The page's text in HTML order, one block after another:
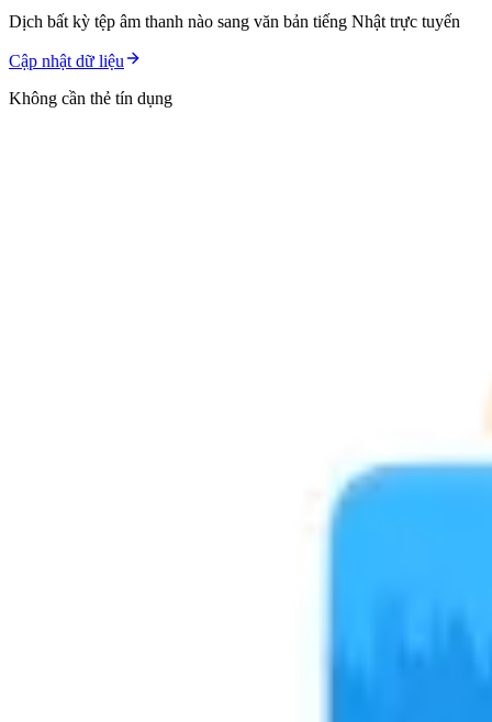
Dịch bất kỳ tệp âm thanh nào sang văn bản tiếng Nhật trực tuyến
Cập nhật dữ liệu
Không cần thẻ tín dụng